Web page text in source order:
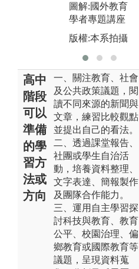
圖解:國外教育
學者專題講座
版權:本系拍攝
高中
階段
可以
準備
的學
習方
法或
方向
一、關注教育、社會
及公共政策議題，閱
讀不同來源的新聞與
文章，練習比較觀點
並提出自己的看法。
二、透過課堂報告、
社團或學生自治活
動，培養資料整理、
文字表達、簡報製作
及團隊合作能力。
三、運用自主學習探
討科技與教育、教育
公平、校園治理、偏
鄉教育或國際教育等
議題，呈現資料蒐